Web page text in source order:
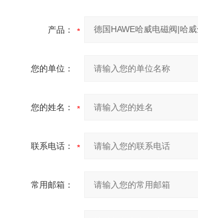
产品：
您的单位：
您的姓名：
联系电话：
常用邮箱：